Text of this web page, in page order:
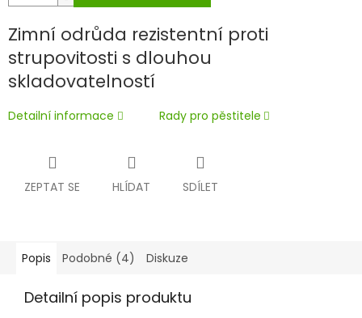
Zimní odrůda rezistentní proti
strupovitosti s dlouhou
skladovatelností
Detailní informace Rady pro pěstitele
ZEPTAT SE HLÍDAT SDÍLET
Popis Podobné (4) Diskuze
Detailní popis produktu